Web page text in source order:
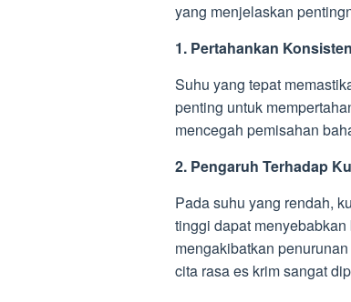
yang menjelaskan
1. Pertahankan
Suhu yang tepat
penting untuk
mencegah pemisahan
2. Pengaruh Terhadap
Pada suhu yang rendah,
tinggi dapat
mengakibatkan
cita rasa es krim sangat